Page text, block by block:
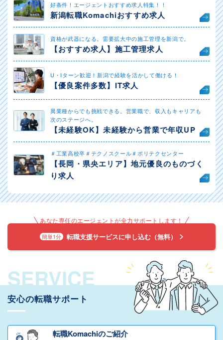
好条件！エージェントおすすめ求人特集！！
新潟転職Komachiおすすめ求人
資格が武器になる。需要拡大中の施工管理を新潟で。
【おすすめ求人】施工管理求人
U・Iターン歓迎！新潟で経験を活かして働ける！
【優良案件多数】IT求人
異業種からでも挑戦できる。営業職で、収入もキャリアも
次のステージへ。
【未経験OK】未経験から営業で年収UP
＃工業高校卒＃テクノスクール＃ポリテクセンター
【長岡・県央エリア】地元優良のものづく
り求人
あなた専任のエージェントが全力サポートします！
簡単1分 転職支援サービスに申し込む（無料）
SERVICE
安心の転職サポート
転職Komachiのご紹介